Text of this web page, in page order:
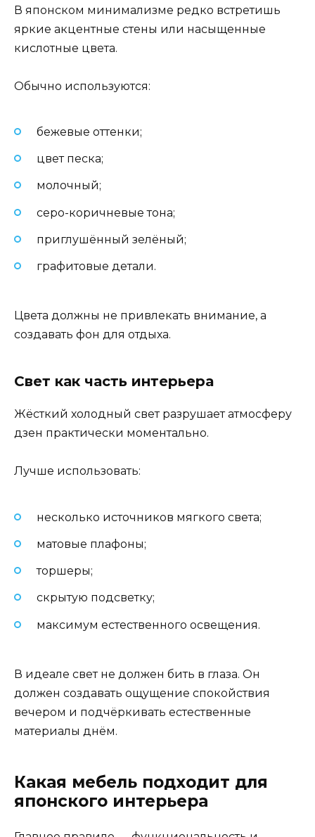
В японском минимализме редко встретишь
яркие акцентные стены или насыщенные
кислотные цвета.
Обычно используются:
бежевые оттенки;
цвет песка;
молочный;
серо-коричневые тона;
приглушённый зелёный;
графитовые детали.
Цвета должны не привлекать внимание, а
создавать фон для отдыха.
Свет как часть интерьера
Жёсткий холодный свет разрушает атмосферу
дзен практически моментально.
Лучше использовать:
несколько источников мягкого света;
матовые плафоны;
торшеры;
скрытую подсветку;
максимум естественного освещения.
В идеале свет не должен бить в глаза. Он
должен создавать ощущение спокойствия
вечером и подчёркивать естественные
материалы днём.
Какая мебель подходит для
японского интерьера